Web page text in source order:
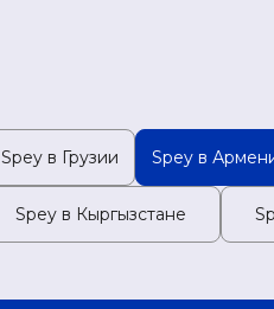
Spey в Грузии Spey в
Spey в Кыргызстане